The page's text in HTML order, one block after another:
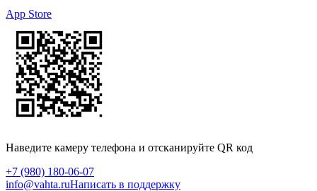
App Store
Наведите камеру телефона и отсканируйте QR код
+7 (980) 180-06-07
info@vahta.ruНаписать в поддержку